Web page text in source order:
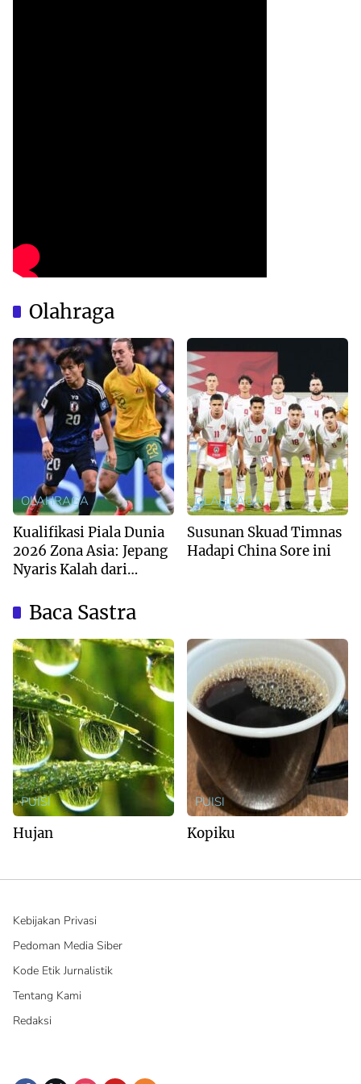
Olahraga
OLAHRAGA
Kualifikasi Piala Dunia
2026 Zona Asia: Jepang
Nyaris Kalah dari
OLAHRAGA
Susunan Skuad Timnas
Hadapi China Sore ini
Baca Sastra
PUISI
Hujan
PUISI
Kopiku
Kebijakan Privasi
Pedoman Media Siber
Kode Etik Jurnalistik
Tentang Kami
Redaksi